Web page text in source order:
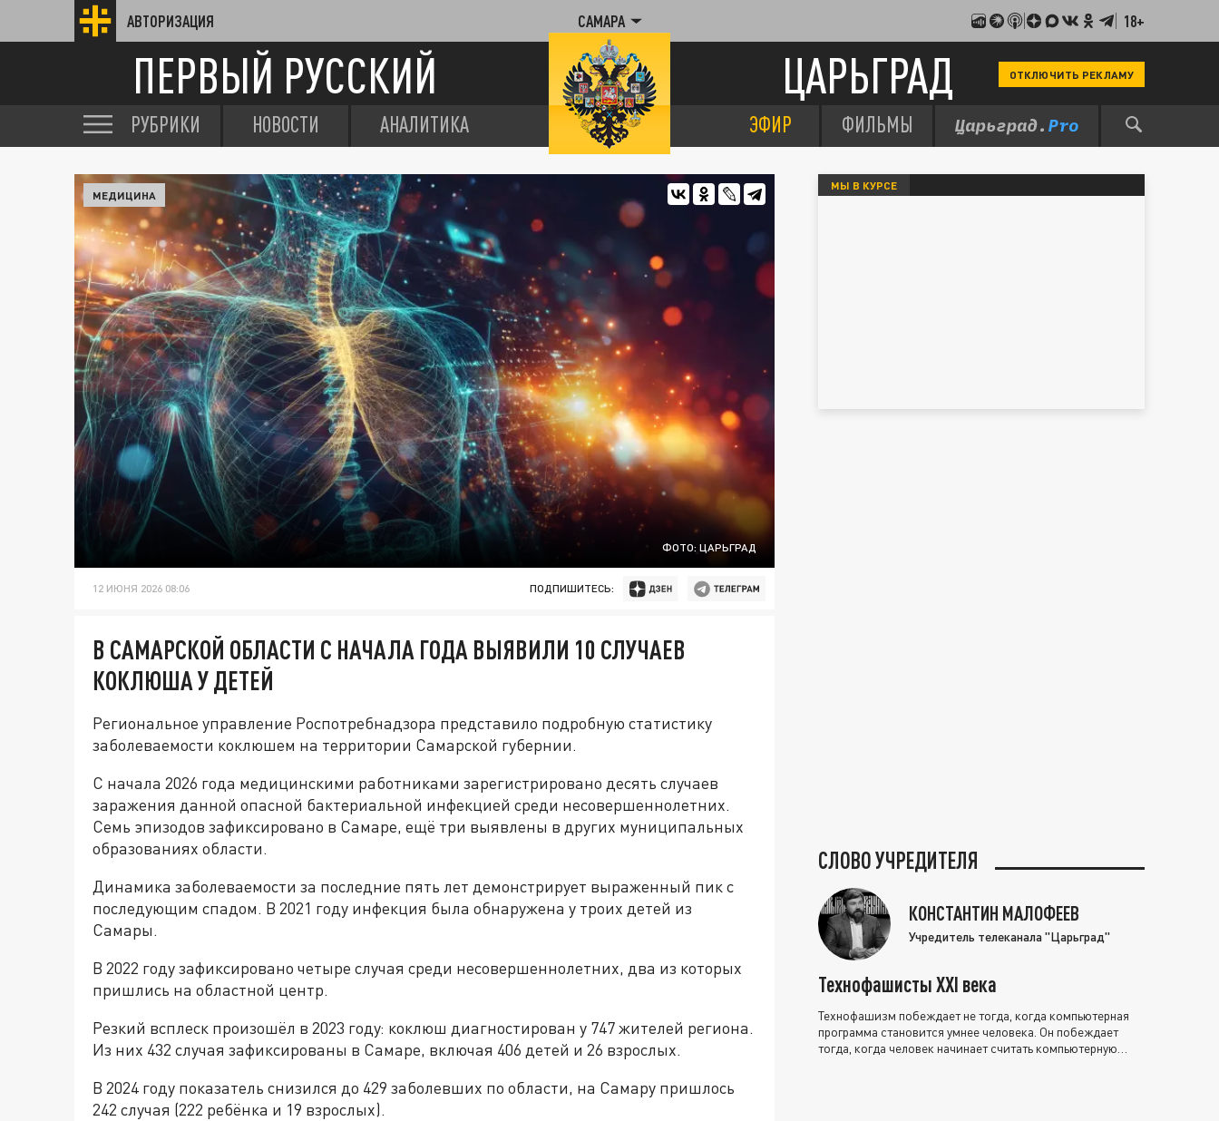
АВТОРИЗАЦИЯ САМАРА 18+
ПЕРВЫЙ РУССКИЙ ЦАРЬГРАД ОТКЛЮЧИТЬ РЕКЛАМУ
РУБРИКИ НОВОСТИ АНАЛИТИКА ЭФИР ФИЛЬМЫ
ФОТО: ЦАРЬГРАД
МЕДИЦИНА
12 ИЮНЯ 2026 08:06 ПОДПИШИТЕСЬ:
В САМАРСКОЙ ОБЛАСТИ С НАЧАЛА ГОДА ВЫЯВИЛИ 10 СЛУЧАЕВ
КОКЛЮША У ДЕТЕЙ
Региональное управление Роспотребнадзора представило подробную статистику
заболеваемости коклюшем на территории Самарской губернии.
С начала 2026 года медицинскими работниками зарегистрировано десять случаев
заражения данной опасной бактериальной инфекцией среди несовершеннолетних.
Семь эпизодов зафиксировано в Самаре, ещё три выявлены в других муниципальных
образованиях области.
Динамика заболеваемости за последние пять лет демонстрирует выраженный пик с
последующим спадом. В 2021 году инфекция была обнаружена у троих детей из
Самары.
В 2022 году зафиксировано четыре случая среди несовершеннолетних, два из которых
пришлись на областной центр.
Резкий всплеск произошёл в 2023 году: коклюш диагностирован у 747 жителей региона.
Из них 432 случая зафиксированы в Самаре, включая 406 детей и 26 взрослых.
В 2024 году показатель снизился до 429 заболевших по области, на Самару пришлось
242 случая (222 ребёнка и 19 взрослых).
МЫ В КУРСЕ
СЛОВО УЧРЕДИТЕЛЯ
КОНСТАНТИН МАЛОФЕЕВ
Учредитель телеканала "Царьград"
Технофашисты XXI века
Технофашизм побеждает не тогда, когда компьютерная
программа становится умнее человека. Он побеждает
тогда, когда человек начинает считать компьютерную